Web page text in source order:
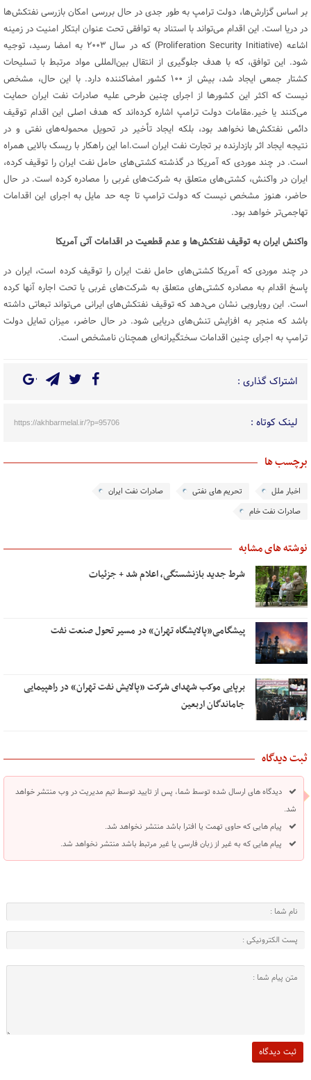
بر اساس گزارش‌ها، دولت ترامپ به طور جدی در حال بررسی امکان بازرسی نفتکش‌ها
در دریا است. این اقدام می‌تواند با استناد به توافقی تحت عنوان ابتکار امنیت در زمینه
اشاعه (Proliferation Security Initiative) که در سال ۲۰۰۳ به امضا رسید، توجیه
شود. این توافق، که با هدف جلوگیری از انتقال بین‌المللی مواد مرتبط با تسلیحات
کشتار جمعی ایجاد شد، بیش از ۱۰۰ کشور امضاکننده دارد. با این حال، مشخص
نیست که اکثر این کشور‌ها از اجرای چنین طرحی علیه صادرات نفت ایران حمایت
می‌کنند یا خیر.مقامات دولت ترامپ اشاره کرده‌اند که هدف اصلی این اقدام توقیف
دائمی نفتکش‌ها نخواهد بود، بلکه ایجاد تأخیر در تحویل محموله‌های نفتی و در
نتیجه ایجاد اثر بازدارنده بر تجارت نفت ایران است.اما این راهکار با ریسک بالایی همراه
است. در چند موردی که آمریکا در گذشته کشتی‌های حامل نفت ایران را توقیف کرده،
ایران در واکنش، کشتی‌های متعلق به شرکت‌های غربی را مصادره کرده است. در حال
حاضر، هنوز مشخص نیست که دولت ترامپ تا چه حد مایل به اجرای این اقدامات
تهاجمی‌تر خواهد بود.
واکنش ایران به توقیف نفتکش‌ها و عدم قطعیت در اقدامات آتی آمریکا
در چند موردی که آمریکا کشتی‌های حامل نفت ایران را توقیف کرده است، ایران در
پاسخ اقدام به مصادره کشتی‌های متعلق به شرکت‌های غربی یا تحت اجاره آنها کرده
است. این رویارویی نشان می‌دهد که توقیف نفتکش‌های ایرانی می‌تواند تبعاتی داشته
باشد که منجر به افزایش تنش‌های دریایی شود. در حال حاضر، میزان تمایل دولت
ترامپ به اجرای چنین اقدامات سختگیرانه‌ای همچنان نامشخص است.
اشتراک گذاری :
لینک کوتاه : https://akhbarmelal.ir/?p=95706
برچسب ها
اخبار ملل تحریم های نفتی
صادرات نفت ایران
صادرات نفت خام
نوشته های مشابه
شرط جدید بازنشستگی، اعلام شد + جزئیات
پیشگامی«پالایشگاه تهران» در مسیر تحول صنعت نفت
برپایی موکب شهدای شرکت «پالایش نفت تهران» در راهپیمایی
جاماندگان اربعین
ثبت دیدگاه
دیدگاه های ارسال شده توسط شما، پس از تایید توسط تیم مدیریت در وب منتشر خواهد
شد.
پیام هایی که حاوی تهمت یا افترا باشد منتشر نخواهد شد.
پیام هایی که به غیر از زبان فارسی یا غیر مرتبط باشد منتشر نخواهد شد.